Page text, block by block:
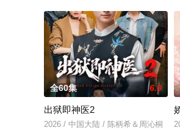
全60集 6.0
出狱即神医2
2026 / 中国大陆 / 陈柄希＆周沁桐